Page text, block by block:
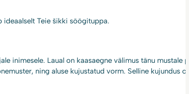
ideaalselt Teie šikki söögituppa.
inimesele. Laual on kaasaegne välimus tänu mustale
ning aluse kujustatud vorm. Selline kujundus